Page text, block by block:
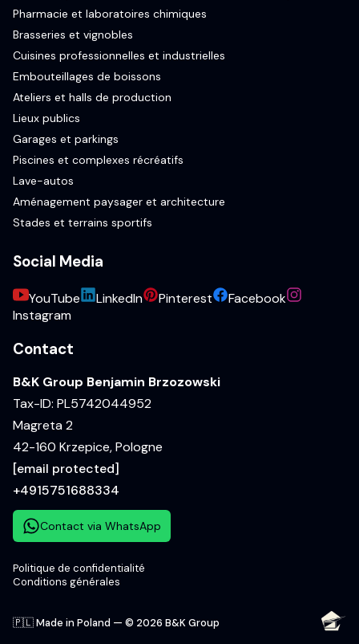
Pharmacie et laboratoires chimiques
Brasseries et vignobles
Cuisines professionnelles et industrielles
Embouteillages de boissons
Ateliers et halls de production
Lieux publics
Garages et parkings
Piscines et complexes récréatifs
Lave-autos
Aménagement paysager et architecture
Stades et terrains sportifs
Social Media
YouTube LinkedIn Pinterest
Facebook
Instagram
Contact
B&K Group Benjamin Brzozowski
Tax-ID: PL5742044952
Magreta 2
42-160 Krzepice, Pologne
[email protected]
+4915751688334
Contact via WhatsApp
Politique de confidentialité
Conditions générales
🇵🇱 Made in Poland — © 2026 B&K Group